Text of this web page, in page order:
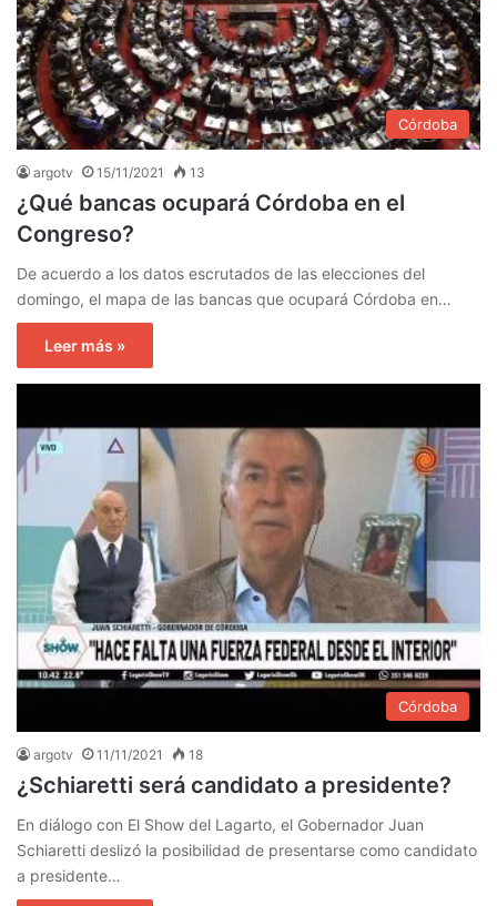
Córdoba
argotv 15/11/2021 13
¿Qué bancas ocupará Córdoba en el
Congreso?
De acuerdo a los datos escrutados de las elecciones del
domingo, el mapa de las bancas que ocupará Córdoba en…
Leer más »
Córdoba
argotv 11/11/2021 18
¿Schiaretti será candidato a presidente?
En diálogo con El Show del Lagarto, el Gobernador Juan
Schiaretti deslizó la posibilidad de presentarse como candidato
a presidente…